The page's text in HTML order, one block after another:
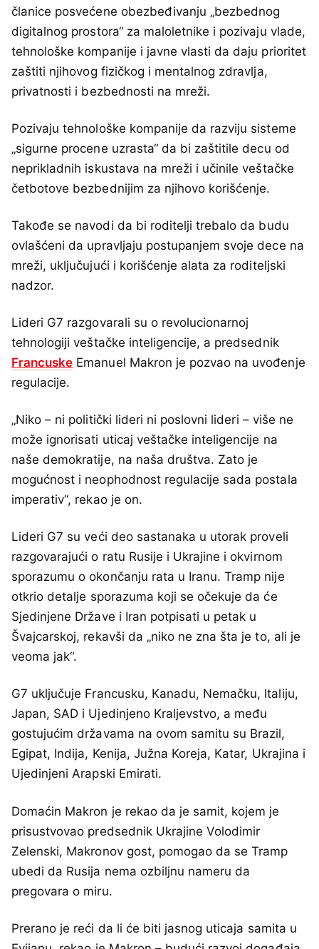
članice posvećene obezbeđivanju „bezbednog
digitalnog prostora“ za maloletnike i pozivaju vlade,
tehnološke kompanije i javne vlasti da daju prioritet
zaštiti njihovog fizičkog i mentalnog zdravlja,
privatnosti i bezbednosti na mreži.
Pozivaju tehnološke kompanije da razviju sisteme
„sigurne procene uzrasta“ da bi zaštitile decu od
neprikladnih iskustava na mreži i učinile veštačke
četbotove bezbednijim za njihovo korišćenje.
Takođe se navodi da bi roditelji trebalo da budu
ovlašćeni da upravljaju postupanjem svoje dece na
mreži, uključujući i korišćenje alata za roditeljski
nadzor.
Lideri G7 razgovarali su o revolucionarnoj
tehnologiji veštačke inteligencije, a predsednik
Francuske Emanuel Makron je pozvao na uvođenje
regulacije.
„Niko – ni politički lideri ni poslovni lideri – više ne
može ignorisati uticaj veštačke inteligencije na
naše demokratije, na naša društva. Zato je
mogućnost i neophodnost regulacije sada postala
imperativ“, rekao je on.
Lideri G7 su veći deo sastanaka u utorak proveli
razgovarajući o ratu Rusije i Ukrajine i okvirnom
sporazumu o okončanju rata u Iranu. Tramp nije
otkrio detalje sporazuma koji se očekuje da će
Sjedinjene Države i Iran potpisati u petak u
Švajcarskoj, rekavši da „niko ne zna šta je to, ali je
veoma jak“.
G7 uključuje Francusku, Kanadu, Nemačku, Italiju,
Japan, SAD i Ujedinjeno Kraljevstvo, a među
gostujućim državama na ovom samitu su Brazil,
Egipat, Indija, Kenija, Južna Koreja, Katar, Ukrajina i
Ujedinjeni Arapski Emirati.
Domaćin Makron je rekao da je samit, kojem je
prisustvovao predsednik Ukrajine Volodimir
Zelenski, Makronov gost, pomogao da se Tramp
ubedi da Rusija nema ozbiljnu nameru da
pregovara o miru.
Prerano je reći da li će biti jasnog uticaja samita u